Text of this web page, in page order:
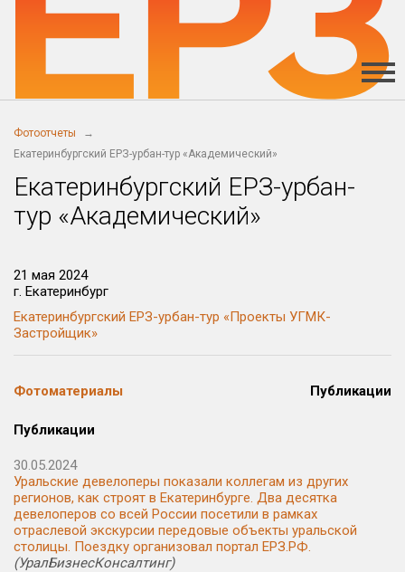
Фотоотчеты
Екатеринбургский ЕРЗ-урбан-тур «Академический»
Екатеринбургский ЕРЗ-урбан-
тур «Академический»
21 мая 2024
г. Екатеринбург
Екатеринбургский ЕРЗ-урбан-тур «Проекты УГМК-
Застройщик»
Фотоматериалы Публикации
Скачать Скачать
Скачать Скачать
Публикации
30.05.2024
Уральские девелоперы показали коллегам из других
регионов, как строят в Екатеринбурге. Два десятка
девелоперов со всей России посетили в рамках
отраслевой экскурсии передовые объекты уральской
столицы. Поездку организовал портал ЕРЗ.РФ.
(УралБизнесКонсалтинг)